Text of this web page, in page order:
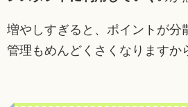
増やしすぎると、ポイントが分
管理もめんどくさくなりますか